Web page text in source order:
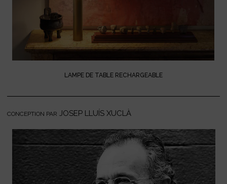
LAMPE DE TABLE RECHARGEABLE
CONCEPTION PAR JOSEP LLUÍS XUCLÀ